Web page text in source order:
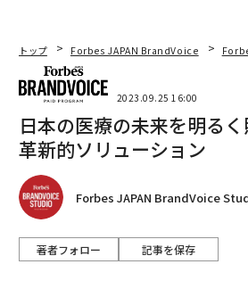
トップ Forbes JAPAN BrandVoice
2023.09.25 16:00
日本の医療の未来を明る
革新的ソリューション
Forbes JAPAN BrandVoice
著者フォロー 記事を保存